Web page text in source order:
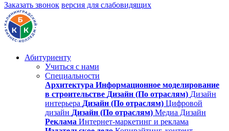
Заказать звонок версия для слабовидящих
Абитуриенту
Учиться с нами
Специальности
Архитектура Информационное моделирование
в строительстве Дизайн (По отраслям) Дизайн
интерьера Дизайн (По отраслям) Цифровой
дизайн Дизайн (По отраслям) Медиа Дизайн
Реклама Интернет-маркетинг и реклама